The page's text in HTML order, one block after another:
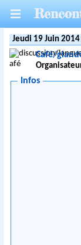
Jeudi 19 Juin
Café/
Infos